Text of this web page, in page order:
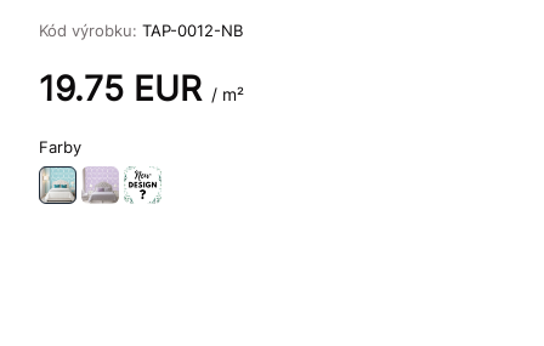
Kód výrobku: TAP-0012-NB
19.75 EUR / m²
Farby